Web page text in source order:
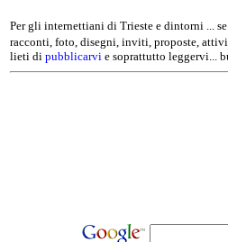
Per gli internettiani di Trieste e dintorni ...
racconti, foto, disegni, inviti, proposte,
lieti di pubblicarvi e soprattutto leggervi...